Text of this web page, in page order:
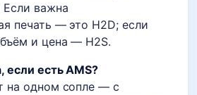
Если важна
печать — это H2D; если
и цена — H2S.
если есть AMS?
на одном сопле — с